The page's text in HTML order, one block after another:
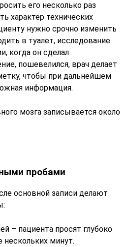
его несколько раз
характер технических
нужно срочно изменить
в туалет, исследование
когда он сделал
пошевелился, врач делает
чтобы при дальнейшем
информация.
мозга записывается около
пробами
основной записи делают
– пациента просят глубоко
минут.